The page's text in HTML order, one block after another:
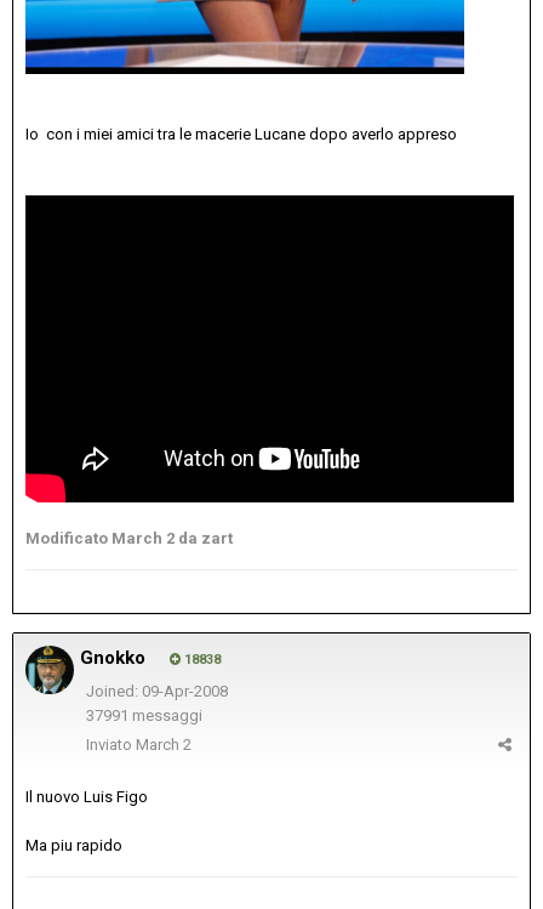
Io con i miei amici tra le macerie Lucane dopo averlo appreso
Modificato March 2 da zart
Gnokko 18838
Joined: 09-Apr-2008
37991 messaggi
Inviato March 2
Il nuovo Luis Figo
Ma piu rapido